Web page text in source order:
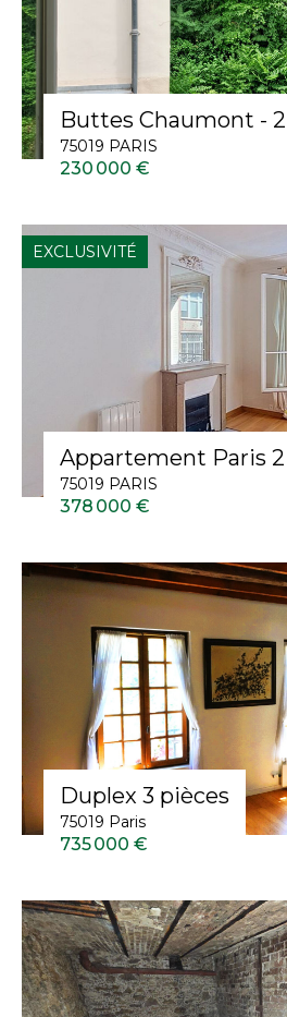
Buttes Chaumont -
75019 PARIS
230 000 €
EXCLUSIVITÉ
Appartement Paris 2
75019 PARIS
378 000 €
Duplex 3 pièces
75019 Paris
735 000 €